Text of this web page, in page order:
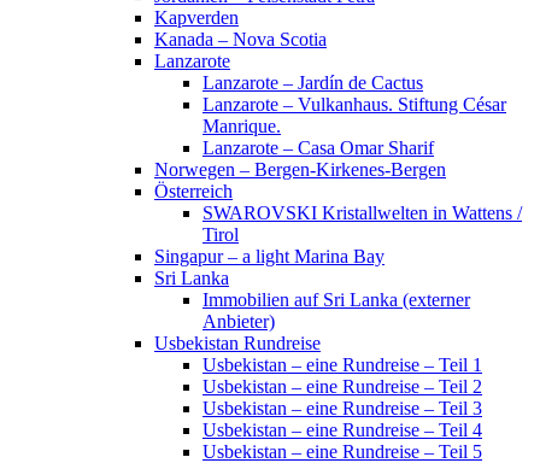
Kapverden
Kanada – Nova Scotia
Lanzarote
Lanzarote – Jardín de Cactus
Lanzarote – Vulkanhaus. Stiftung César
Manrique.
Lanzarote – Casa Omar Sharif
Norwegen – Bergen-Kirkenes-Bergen
Österreich
SWAROVSKI Kristallwelten in Wattens /
Tirol
Singapur – a light Marina Bay
Sri Lanka
Immobilien auf Sri Lanka (externer
Anbieter)
Usbekistan Rundreise
Usbekistan – eine Rundreise – Teil 1
Usbekistan – eine Rundreise – Teil 2
Usbekistan – eine Rundreise – Teil 3
Usbekistan – eine Rundreise – Teil 4
Usbekistan – eine Rundreise – Teil 5